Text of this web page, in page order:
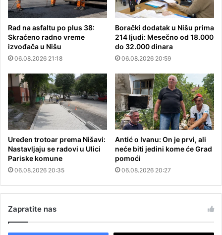
Rad na asfaltu po plus 38:
Skraćeno radno vreme
izvođača u Nišu
06.08.2026 21:18
Borački dodatak u Nišu prima
214 ljudi: Mesečno od 18.000
do 32.000 dinara
06.08.2026 20:59
Uređen trotoar prema Nišavi:
Nastavljaju se radovi u Ulici
Pariske komune
06.08.2026 20:35
Antić o Ivanu: On je prvi, ali
neće biti jedini kome će Grad
pomoći
06.08.2026 20:27
Zapratite nas